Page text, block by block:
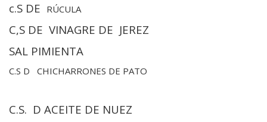
c.S DE RÚCULA
C,S DE VINAGRE DE JEREZ
SAL PIMIENTA
C.S D CHICHARRONES DE PATO
C.S. D ACEITE DE NUEZ